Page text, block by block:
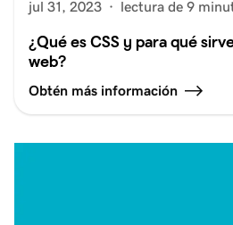
jul 31, 2023 · lectura de 9
¿Qué es CSS y para qué
web?
Obtén más información